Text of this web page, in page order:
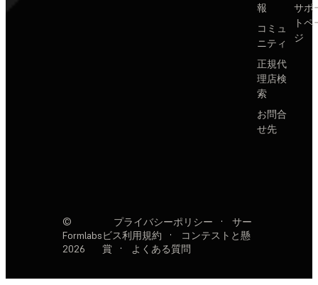
報
コミュ
ニティ
正規代
理店検
索
お問合
せ先
サポ
トペ
ジ
©
Formlabs
2026
プライバシーポリシー ·
サー
ビス利用規約
·
コンテストと懸
賞
· よくある質問